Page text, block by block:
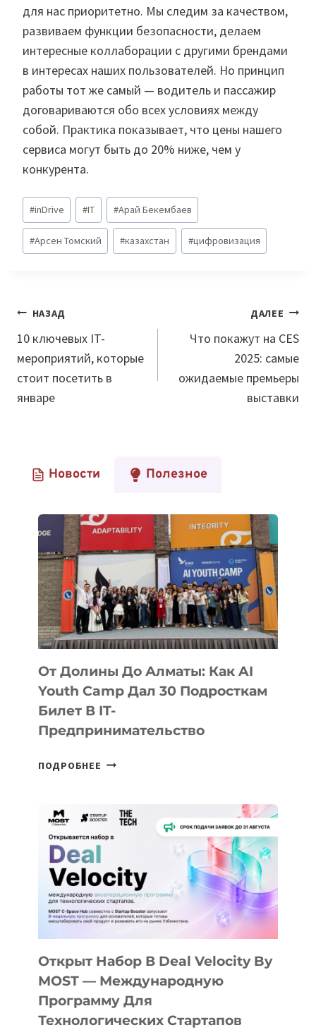
для нас приоритетно. Мы следим за качеством,
развиваем функции безопасности, делаем
интересные коллаборации с другими брендами
в интересах наших пользователей. Но принцип
работы тот же самый — водитель и пассажир
договариваются обо всех условиях между
собой. Практика показывает, что цены нашего
сервиса могут быть до 20% ниже, чем у
конкурента.
Метки
записи:
#inDrive #IT #Арай Бекембаев
#Арсен Томский #казахстан #цифровизация
Навигация
по
записям
НАЗАД
10 ключевых IT-
мероприятий, которые
стоит посетить в
январе
ДАЛЕЕ
Что покажут на CES
2025: самые
ожидаемые премьеры
выставки
Новости Полезное
От Долины До Алматы: Как AI
Youth Camp Дал 30 Подросткам
Билет В IT-
Предпринимательство
ПОДРОБНЕЕ ОТ
АЛМАТЫ:
КАК
AI
YOUTH
CAMP
ДАЛ
30
ПОДРОСТКАМ
БИЛЕТ
В
ПРЕДПРИНИМАТЕЛЬСТВО
Открыт Набор В Deal Velocity By
MOST — Международную
Программу Для
Технологических Стартапов